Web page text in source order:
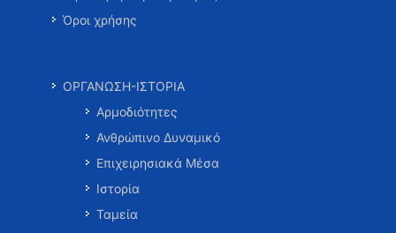
Όροι χρήσης
ΟΡΓΑΝΩΣΗ-ΙΣΤΟΡΙΑ
Αρμοδιότητες
Ανθρώπινο Δυναμικό
Επιχειρησιακά Μέσα
Ιστορία
Ταμεία